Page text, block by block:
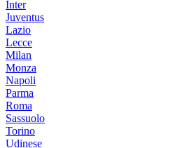
Inter
Juventus
Lazio
Lecce
Milan
Monza
Napoli
Parma
Roma
Sassuolo
Torino
Udinese